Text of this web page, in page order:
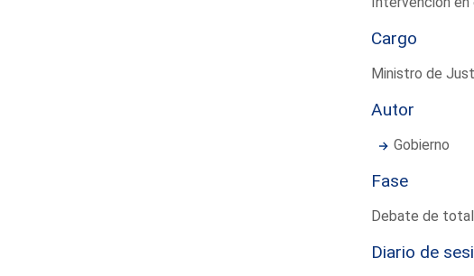
Cargo
Ministro de
Autor
Gobierno
Fase
Debate de
Diario de